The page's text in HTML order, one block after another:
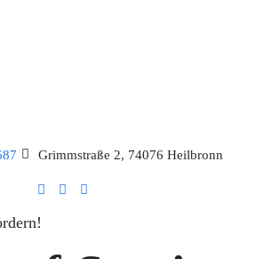
Grimmstraße 2, 74076 Heilbronn